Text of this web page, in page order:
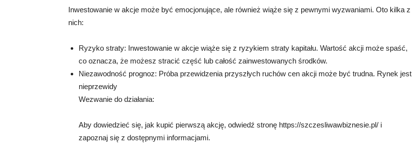
Inwestowanie w akcje może być emocjonujące, ale również wiąże się z pewnymi wyzwaniami. Oto kilka z
nich:
Ryzyko straty: Inwestowanie w akcje wiąże się z ryzykiem straty kapitału. Wartość akcji może spaść,
co oznacza, że możesz stracić część lub całość zainwestowanych środków.
Niezawodność prognoz: Próba przewidzenia przyszłych ruchów cen akcji może być trudna. Rynek jest
nieprzewidy
Wezwanie do działania:
Aby dowiedzieć się, jak kupić pierwszą akcję, odwiedź stronę https://szczesliwawbiznesie.pl/ i
zapoznaj się z dostępnymi informacjami.